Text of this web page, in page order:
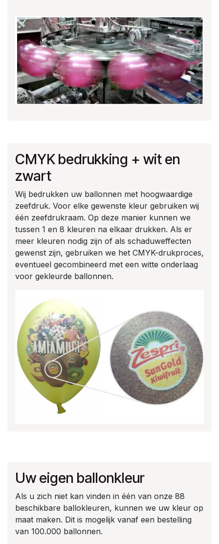
CMYK bedrukking + wit en
zwart
Wij bedrukken uw ballonnen met hoogwaardige
zeefdruk. Voor elke gewenste kleur gebruiken wij
één zeefdrukraam. Op deze manier kunnen we
tussen 1 en 8 kleuren na elkaar drukken. Als er
meer kleuren nodig zijn of als schaduweffecten
gewenst zijn, gebruiken we het CMYK-drukproces,
eventueel gecombineerd met een witte onderlaag
voor gekleurde ballonnen.
Uw eigen ballonkleur
Als u zich niet kan vinden in één van onze 88
beschikbare ballokleuren, kunnen we uw kleur op
maat maken. Dit is mogelijk vanaf een bestelling
van 100.000 ballonnen.